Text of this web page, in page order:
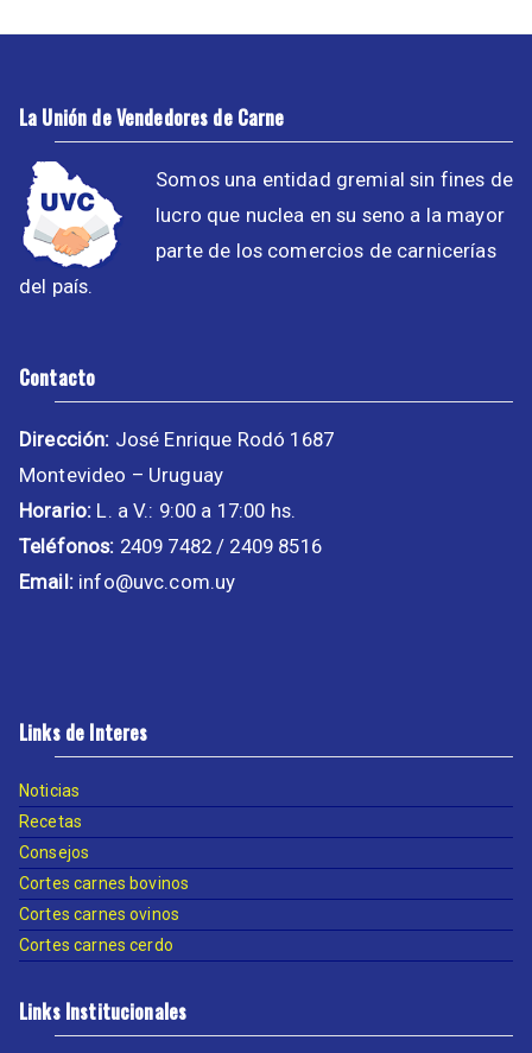
La Unión de Vendedores de Carne
Somos una entidad gremial sin fines de
lucro que nuclea en su seno a la mayor
parte de los comercios de carnicerías
del país.
Contacto
Dirección: José Enrique Rodó 1687
Montevideo – Uruguay
Horario: L. a V.: 9:00 a 17:00 hs.
Teléfonos: 2409 7482 / 2409 8516
Email:info@uvc.com.uy
Links de Interes
Noticias
Recetas
Consejos
Cortes carnes bovinos
Cortes carnes ovinos
Cortes carnes cerdo
Links Institucionales